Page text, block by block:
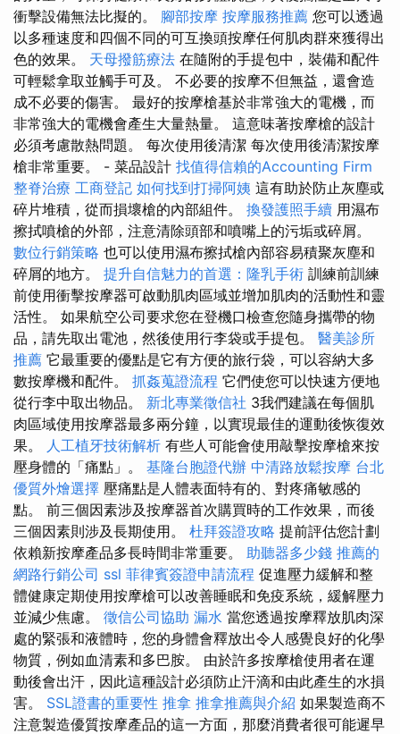
衝擊設備無法比擬的。 腳部按摩 按摩服務推薦 您可以透過
以多種速度和四個不同的可互換頭按摩任何肌肉群來獲得出
色的效果。 天母撥筋療法 在隨附的手提包中，裝備和配件
可輕鬆拿取並觸手可及。 不必要的按摩不但無益，還會造
成不必要的傷害。 最好的按摩槍基於非常強大的電機，而
非常強大的電機會產生大量熱量。 這意味著按摩槍的設計
必須考慮散熱問題。 每次使用後清潔 每次使用後清潔按摩
槍非常重要。 - 菜品設計 找值得信賴的Accounting Firm
整脊治療 工商登記 如何找到打掃阿姨 這有助於防止灰塵或
碎片堆積，從而損壞槍的內部組件。 換發護照手續 用濕布
擦拭噴槍的外部，注意清除頭部和噴嘴上的污垢或碎屑。
數位行銷策略 也可以使用濕布擦拭槍內部容易積聚灰塵和
碎屑的地方。 提升自信魅力的首選：隆乳手術 訓練前訓練
前使用衝擊按摩器可啟動肌肉區域並增加肌肉的活動性和靈
活性。 如果航空公司要求您在登機口檢查您隨身攜帶的物
品，請先取出電池，然後使用行李袋或手提包。 醫美診所
推薦 它最重要的優點是它有方便的旅行袋，可以容納大多
數按摩機和配件。 抓姦蒐證流程 它們使您可以快速方便地
從行李中取出物品。 新北專業徵信社 3我們建議在每個肌
肉區域使用按摩器最多兩分鐘，以實現最佳的運動後恢復效
果。 人工植牙技術解析 有些人可能會使用敲擊按摩槍來按
壓身體的「痛點」。 基隆台胞證代辦 中清路放鬆按摩 台北
優質外燴選擇 壓痛點是人體表面特有的、對疼痛敏感的
點。 前三個因素涉及按摩器首次購買時的工作效果，而後
三個因素則涉及長期使用。 杜拜簽證攻略 提前評估您計劃
依賴新按摩產品多長時間非常重要。 助聽器多少錢 推薦的
網路行銷公司 ssl 菲律賓簽證申請流程 促進壓力緩解和整
體健康定期使用按摩槍可以改善睡眠和免疫系統，緩解壓力
並減少焦慮。 徵信公司協助 漏水 當您透過按摩釋放肌肉深
處的緊張和液體時，您的身體會釋放出令人感覺良好的化學
物質，例如血清素和多巴胺。 由於許多按摩槍使用者在運
動後會出汗，因此這種設計必須防止汗滴和由此產生的水損
害。 SSL證書的重要性 推拿 推拿推薦與介紹 如果製造商不
注意製造優質按摩產品的這一方面，那麼消費者很可能遲早